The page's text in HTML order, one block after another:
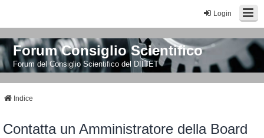
Login
Forum Consiglio Scientifico
Forum del Consiglio Scientifico del DIITET
Indice
Contatta un Amministratore della Board